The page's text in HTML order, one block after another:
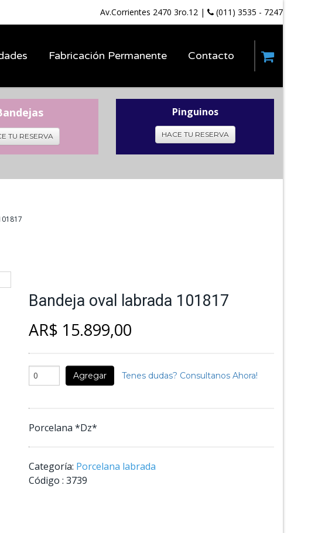
Av.Corrientes 2470 3ro.12 | (011) 3535 - 7247
Fabricación Permanente Contacto
TU RESERVA
Pinguinos
HACE TU RESERVA
Bandeja oval labrada 101817
AR$ 15.899,00
Agregar Tenes dudas? Consultanos Ahora!
Porcelana *Dz*
Categoría: Porcelana labrada
Código : 3739